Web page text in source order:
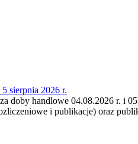
sierpnia 2026 r.
doby handlowe 04.08.2026 r. i
i publikacje) oraz